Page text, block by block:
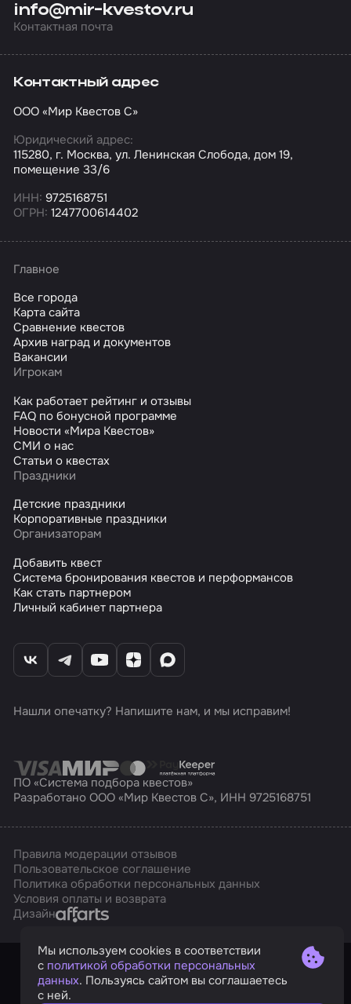
info@mir-kvestov.ru
Контактная почта
Контактный адрес
ООО «Мир Квестов С»
Юридический адрес:
115280, г. Москва, ул. Ленинская Слобода, дом 19,
помещение 33/6
ИНН: 9725168751
ОГРН: 1247700614402
Главное
Все города
Карта сайта
Сравнение квестов
Архив наград и документов
Вакансии
Игрокам
Как работает рейтинг и отзывы
FAQ по бонусной программе
Новости «Мира Квестов»
СМИ о нас
Статьи о квестах
Праздники
Детские праздники
Корпоративные праздники
Организаторам
Добавить квест
Система бронирования квестов и перформансов
Как стать партнером
Личный кабинет партнера
Нашли опечатку? Напишите нам, и мы исправим!
ПО «Система подбора квестов»
Разработано ООО «Мир Квестов С», ИНН 9725168751
Правила модерации отзывов
Пользовательское соглашение
Политика обработки персональных данных
Условия оплаты и возврата
ДизайнAffarts
Мы используем cookies в соответствии
с политикой обработки персональных
данных. Пользуясь сайтом вы соглашаетесь
с ней.